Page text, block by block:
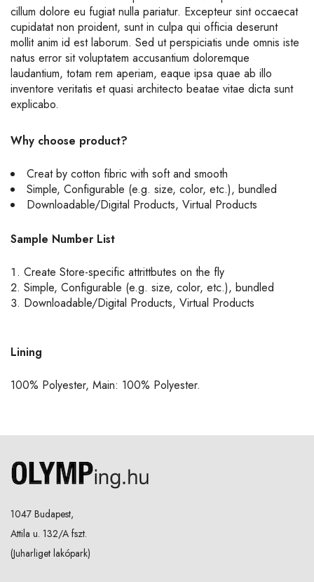
cillum dolore eu fugiat nulla pariatur. Excepteur sint occaecat
cupidatat non proident, sunt in culpa qui officia deserunt
mollit anim id est laborum. Sed ut perspiciatis unde omnis iste
natus error sit voluptatem accusantium doloremque
laudantium, totam rem aperiam, eaque ipsa quae ab illo
inventore veritatis et quasi architecto beatae vitae dicta sunt
explicabo.
Why choose product?
Creat by cotton fibric with soft and smooth
Simple, Configurable (e.g. size, color, etc.), bundled
Downloadable/Digital Products, Virtual Products
Sample Number List
Create Store-specific attrittbutes on the fly
Simple, Configurable (e.g. size, color, etc.), bundled
Downloadable/Digital Products, Virtual Products
Lining
100% Polyester, Main: 100% Polyester.
1047 Budapest,
Attila u. 132/A fszt.
(Juharliget lakópark)